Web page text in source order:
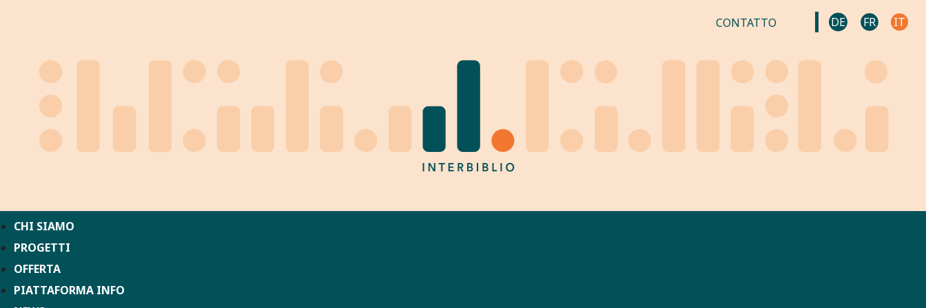
CONTATTO DE FR IT
CHI SIAMO
PROGETTI
OFFERTA
PIATTAFORMA INFO